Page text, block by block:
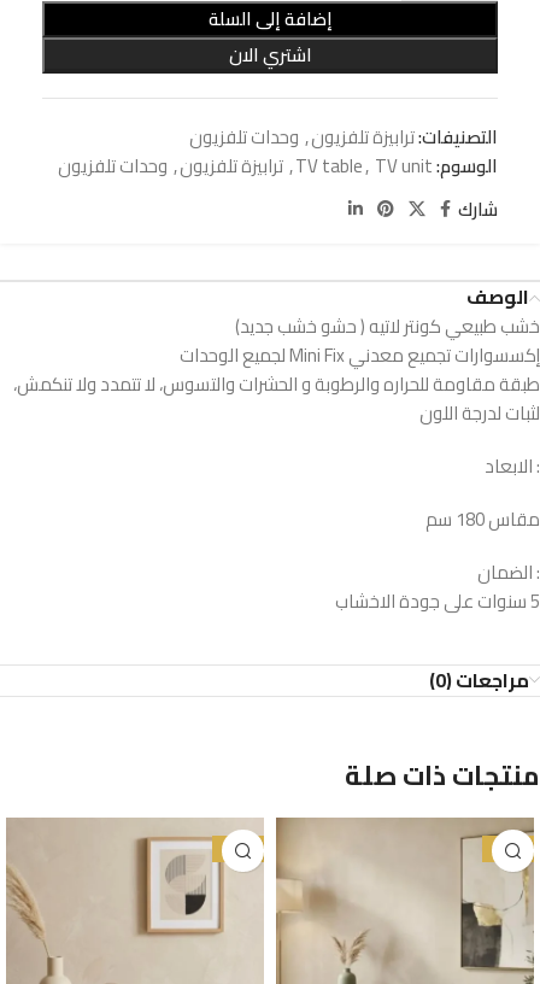
إضافة إلى السلة
اشتري الان
التصنيفات:ترابيزة تلفزيون, وحدات تلفزيون
الوسوم:
TV table, TV unit
,ترابيزة تلفزيون, وحدات تلفزيون
شارك
الوصف
خشب طبيعي كونتر لاتيه ( حشو خشب جديد)
إكسسوارات تجميع معدني Mini Fix لجميع الوحدات
طبقة مقاومة للحراره والرطوبة و الحشرات والتسوس، لا تتمدد ولا تنكمش،
لثبات لدرجة اللون
: الابعاد
مقاس 180 سم
: الضمان
5 سنوات على جودة الاخشاب
مراجعات (0)
منتجات ذات صلة
-27%
-38%